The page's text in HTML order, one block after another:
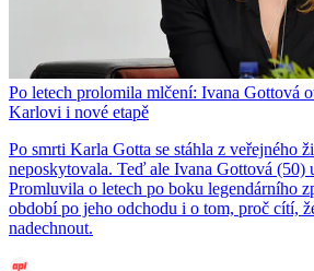
Po letech prolomila mlčení: Ivana Gottová
Karlovi i nové etapě
Po smrti Karla Gotta se stáhla z veřejného
neposkytovala. Teď ale Ivana Gottová (50)
Promluvila o letech po boku legendárního
období po jeho odchodu i o tom, proč cítí,
nadechnout.